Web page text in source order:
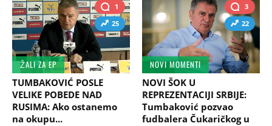
1
25
ŽALI ZA EP
TUMBAKOVIĆ POSLE
VELIKE POBEDE NAD
RUSIMA: Ako ostanemo
na okupu...
3
22
NOVI MOMENTI
NOVI ŠOK U
REPREZENTACIJI SRBIJE:
Tumbaković pozvao
fudbalera Čukaričkog u